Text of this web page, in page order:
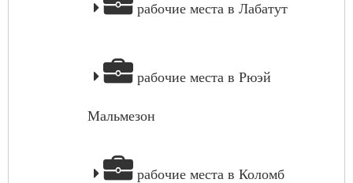
рабочие места в Лабатут
рабочие места в Рюэй
Мальмезон
рабочие места в Коломб